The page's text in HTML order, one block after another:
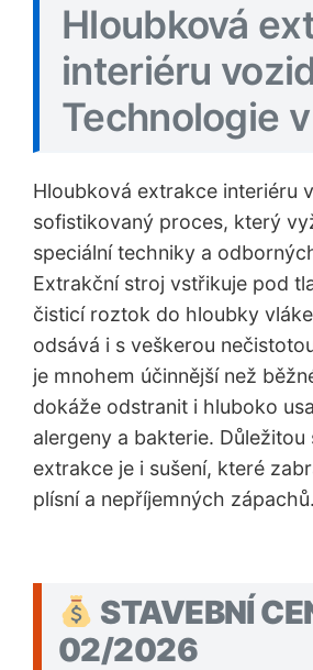
Hloubková
interiéru
Technologie
Hloubková extrakce interiéru
sofistikovaný proces, který
speciální techniky a
Extrakční stroj vstřikuje pod
čisticí roztok do hloubky
odsává i s veškerou
je mnohem účinnější než
dokáže odstranit i hluboko
alergeny a bakterie. Důležitou
extrakce je i sušení, které
plísní a nepříjemných zápachů.
STAVEBNÍ
02/2026